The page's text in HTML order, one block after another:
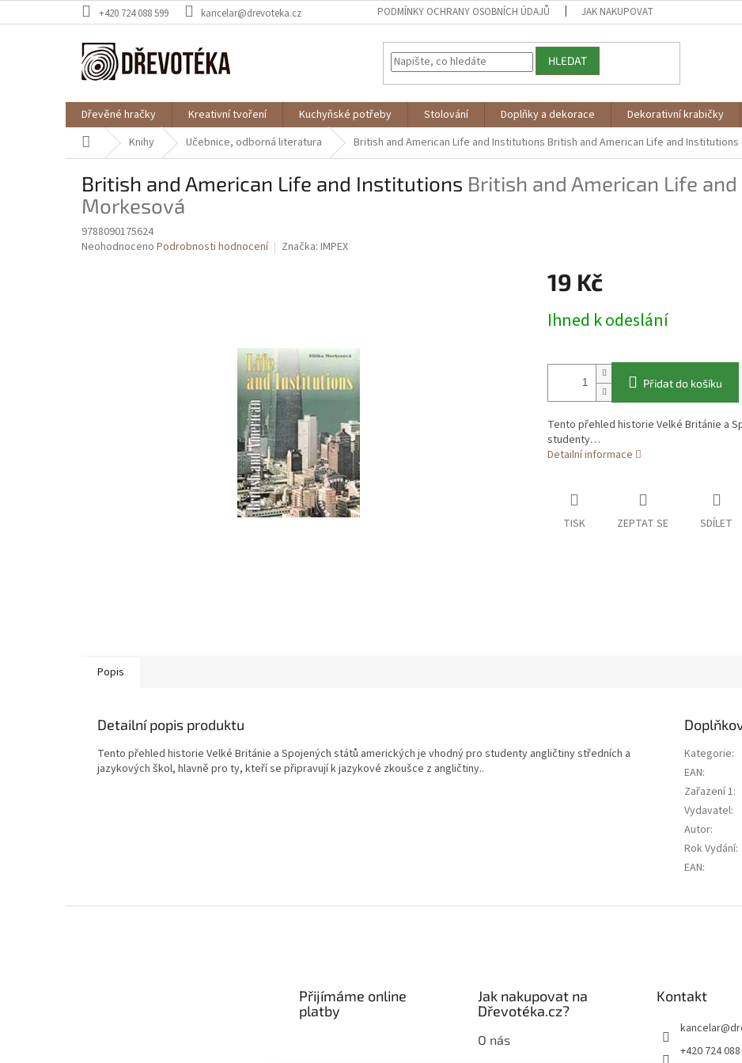
na
+420 724 088 599 kancelar@drevoteka.cz PODMÍNKY OCHRANY OSOBNÍCH ÚDAJŮ JAK NAKUPOVAT
HLEDAT
Dřevěné hračky Kreativní tvoření Kuchyňské potřeby Stolování Doplňky a dekorace Dekorativní krabičky
Domů Knihy Učebnice, odborná literatura British and American Life and Institutions British and American Life and Institutions
British and American Life and Institutions British and American Life
Morkesová
9788090175624
Průměrné
Neohodnoceno Podrobnosti hodnocení Značka: IMPEX
19 Kč
cena:
Ihned k odeslání
Přidat do košíku
Tento přehled historie Velké Británie a
studenty…
Detailní informace
TISK ZEPTAT SE SDÍLET
Popis
Detailní popis produktu
Tento přehled historie Velké Británie a Spojených států amerických je vhodný pro studenty angličtiny středních a
jazykových škol, hlavně pro ty, kteří se připravují k jazykové zkoušce z angličtiny..
Kategorie:
EAN:
Zařazení 1:
Vydavatel:
Autor:
Rok Vydání:
EAN:
Přijímáme online
platby
Jak nakupovat na
Dřevotéka.cz?
O nás
Kontakt
kancelar@
+420 724